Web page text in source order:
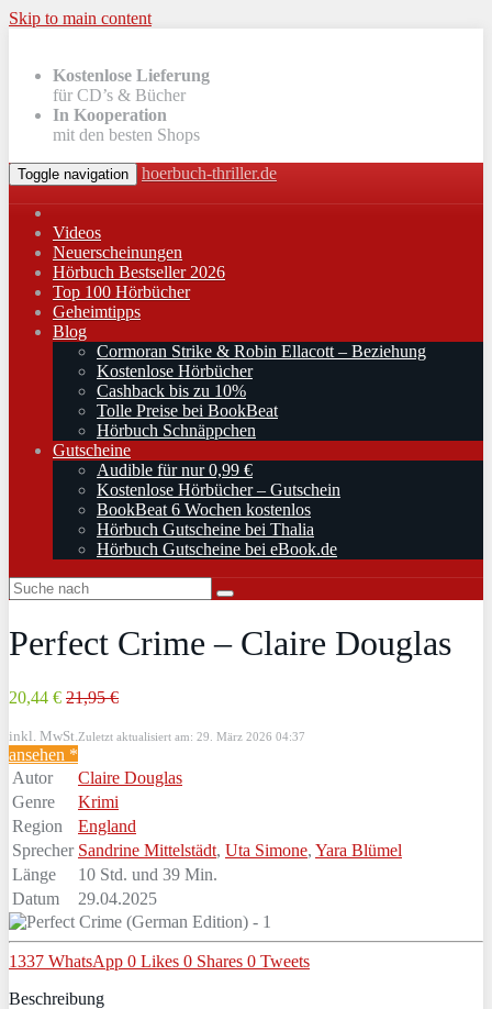
Skip to main content
Kostenlose Lieferung
für CD’s & Bücher
In Kooperation
mit den besten Shops
Toggle navigation hoerbuch-thriller.de
Videos
Neuerscheinungen
Hörbuch Bestseller 2026
Top 100 Hörbücher
Geheimtipps
Blog
Cormoran Strike & Robin Ellacott – Beziehung
Kostenlose Hörbücher
Cashback bis zu 10%
Tolle Preise bei BookBeat
Hörbuch Schnäppchen
Gutscheine
Audible für nur 0,99 €
Kostenlose Hörbücher – Gutschein
BookBeat 6 Wochen kostenlos
Hörbuch Gutscheine bei Thalia
Hörbuch Gutscheine bei eBook.de
Perfect Crime – Claire Douglas
20,44 € 21,95 €
inkl. MwSt. Zuletzt aktualisiert am: 29. März 2026 04:37
ansehen *
Autor
Claire Douglas
Genre
Krimi
Region
England
Sprecher Sandrine Mittelstädt, Uta Simone, Yara Blümel
Länge
10 Std. und 39 Min.
Datum
29.04.2025
1337 WhatsApp 0 Likes 0 Shares 0 Tweets
Beschreibung